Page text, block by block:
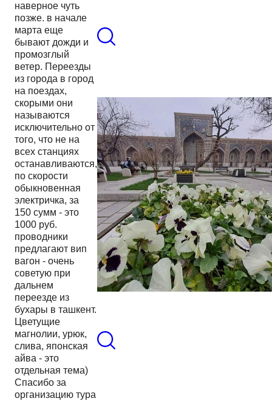
наверное чуть
позже. в начале
марта еще
бывают дожди и
промозглый
ветер. Переезды
из города в город
на поездах,
скорыми они
называются
исключительно от
того, что не на
всех станциях
останавливаются,
по скорости
обыкновенная
электричка, за
150 сумм - это
1000 руб.
проводники
предлагают вип
вагон - очень
советую при
дальнем
переезде из
бухары в ташкент.
Цветущие
магнолии, урюк,
слива, японская
айва - это
отдельная тема)
Спасибо за
организацию тура